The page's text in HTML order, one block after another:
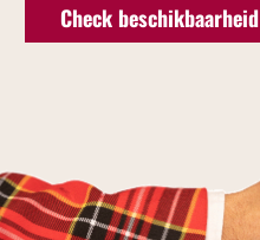
Check beschikbaarheid